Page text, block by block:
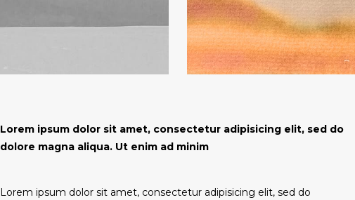
Lorem ipsum dolor sit amet, consectetur adipisicing elit, sed do
dolore magna aliqua. Ut enim ad minim
Lorem ipsum dolor sit amet, consectetur adipisicing elit, sed do